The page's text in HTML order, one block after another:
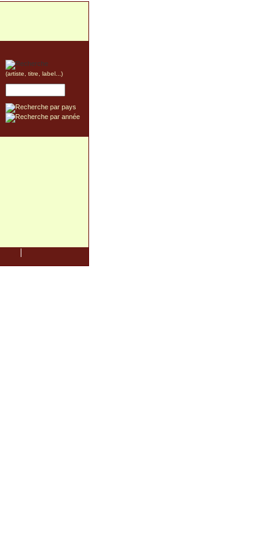
(artiste, titre, label...)